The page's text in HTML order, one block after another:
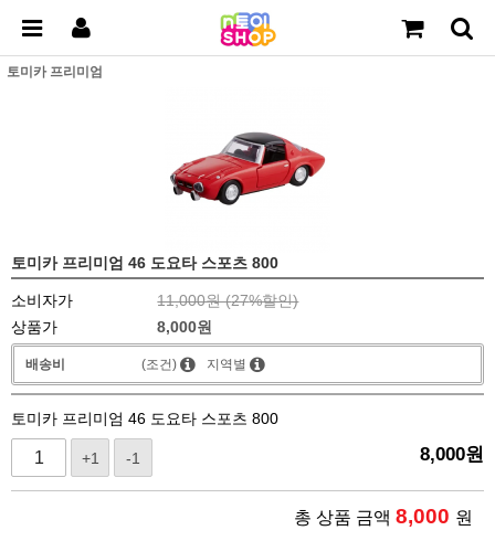
토미카 프리미엄
토미카 프리미엄 46 도요타 스포츠 800
소비자가 11,000원 (27%할인)
상품가
8,000원
배송비 (조건) 지역별
토미카 프리미엄 46 도요타 스포츠 800
+1 -1 8,000원
총 상품 금액 8,000 원